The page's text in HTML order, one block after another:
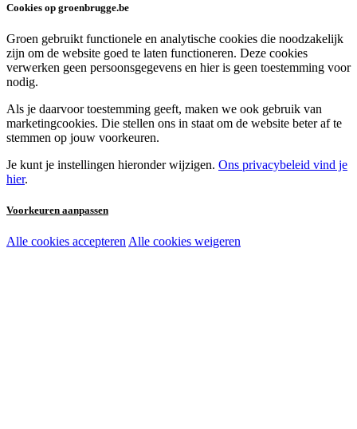
Cookies op groenbrugge.be
Groen gebruikt functionele en analytische cookies die noodzakelijk
zijn om de website goed te laten functioneren. Deze cookies
verwerken geen persoonsgegevens en hier is geen toestemming voor
nodig.
Als je daarvoor toestemming geeft, maken we ook gebruik van
marketingcookies. Die stellen ons in staat om de website beter af te
stemmen op jouw voorkeuren.
Je kunt je instellingen hieronder wijzigen. Ons privacybeleid vind je
hier.
Voorkeuren aanpassen
Noodzakelijke cookies:
Alle cookies accepteren Alle cookies weigeren